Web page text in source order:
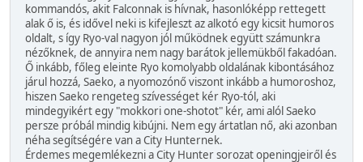
kommandós, akit Falconnak is hívnak, hasonlóképp rettegett
alak ő is, és idővel neki is kifejleszt az alkotó egy kicsit humoros
oldalt, s így Ryo-val nagyon jól működnek együtt számunkra
nézőknek, de annyira nem nagy barátok jellemükből fakadóan.
Ő inkább, főleg eleinte Ryo komolyabb oldalának kibontásához
járul hozzá, Saeko, a nyomozónő viszont inkább a humoroshoz,
hiszen Saeko rengeteg szívességet kér Ryo-tól, aki
mindegyikért egy "mokkori one-shotot" kér, ami alól Saeko
persze próbál mindig kibújni. Nem egy ártatlan nő, aki azonban
néha segítségére van a City Hunternek.
Érdemes megemlékezni a City Hunter sorozat openingjeiről és